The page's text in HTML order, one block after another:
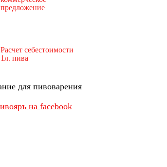
предложение
Расчет себестоимости
1л. пива